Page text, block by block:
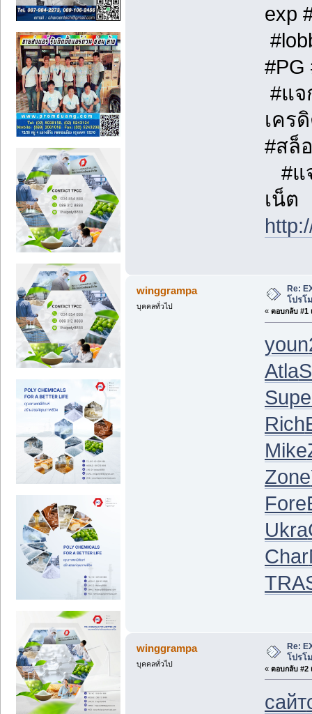
exp
#PG
#แ
เคร
#สล็
#แ
เน็ต
winggrampa
บุคคลทั่วไป
Re:
โปรโ
« ตอบกลับ #1
youn
Atla
Supe
Rich
Mike
Zone
Fore
Ukra
Char
winggrampa
บุคคลทั่วไป
Re:
โปรโ
« ตอบกลับ #2
сайт